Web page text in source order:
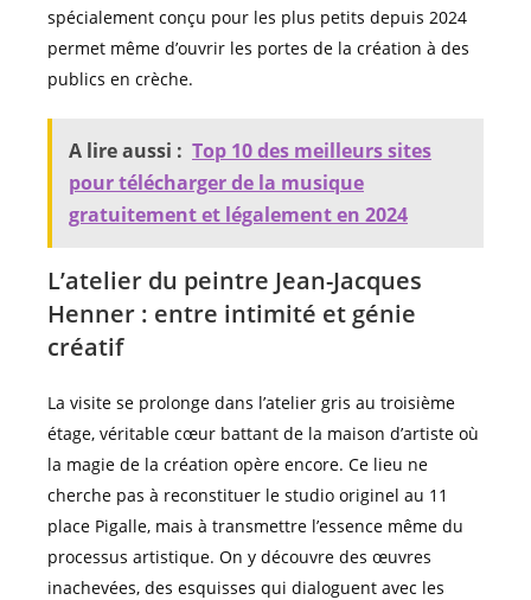
spécialement conçu pour les plus petits depuis 2024
permet même d’ouvrir les portes de la création à des
publics en crèche.
A lire aussi : Top 10 des meilleurs sites
pour télécharger de la musique
gratuitement et légalement en 2024
L’atelier du peintre Jean-Jacques
Henner : entre intimité et génie
créatif
La visite se prolonge dans l’atelier gris au troisième
étage, véritable cœur battant de la maison d’artiste où
la magie de la création opère encore. Ce lieu ne
cherche pas à reconstituer le studio originel au 11
place Pigalle, mais à transmettre l’essence même du
processus artistique. On y découvre des œuvres
inachevées, des esquisses qui dialoguent avec les